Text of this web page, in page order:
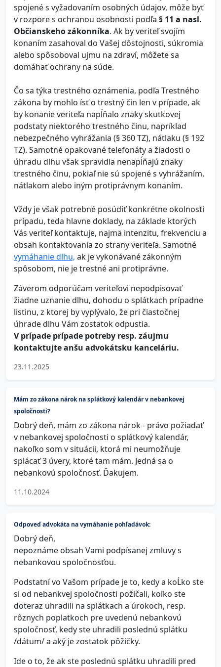
spojené s vyžadovaním osobných údajov, môže byť
v rozpore s ochranou osobnosti podľa § 11 a nasl.
Občianskehozákonníka. Ak by veriteľ svojím
konaním zasahoval do Vašej dôstojnosti, súkromia
alebo spôsoboval ujmu na zdraví, môžete sa
domáhať ochrany na súde.
Čo sa týka trestného oznámenia, podľa Trestného
zákona by mohlo ísť o trestný čin len v prípade, ak
by konanie veriteľa napĺňalo znaky skutkovej
podstaty niektorého trestného činu, napríklad
nebezpečného vyhrážania (§ 360 TZ), nátlaku (§ 192
TZ). Samotné opakované telefonáty a žiadosti o
úhradu dlhu však spravidla nenapĺňajú znaky
trestného činu, pokiaľ nie sú spojené s vyhrážaním,
nátlakom alebo iným protiprávnym konaním.
Vždy je však potrebné posúdiť konkrétne okolnosti
prípadu, teda hlavne doklady, na základe ktorých
Vás veriteľ kontaktuje, najmä intenzitu, frekvenciu a
obsah kontaktovania zo strany veriteľa. Samotné
vymáhanie dlhu, ak je vykonávané zákonným
spôsobom, nie je trestné ani protiprávne.
Záverom odporúčam veriteľovi nepodpisovať
žiadne uznanie dlhu, dohodu o splátkach prípadne
listinu, z ktorej by vyplývalo, že pri čiastočnej
úhrade dlhu Vám zostatok odpustia.
V prípade prípade potreby resp. záujmu
kontaktujte anšu advokátsku kanceláriu.
23.11.2025
Mám zo zákona nárok na splátkový kalendár v nebankovej
spoločnosti?
Dobrý deň, mám zo zákona nárok - právo požiadať
v nebankovej spoločnosti o splátkový kalendár,
nakoľko som v situácii, ktorá mi neumožňuje
splácať 3 úvery, ktoré tam mám. Jedná sa o
nebankovú spoločnosť. Ďakujem.
11.10.2024
Odpoveď advokáta na vymáhanie pohľadávok:
Dobrý deň,
nepoznáme obsah Vami podpísanej zmluvy s
nebankovou spoločnosťou.
Podstatní vo Vašom prípade je to, kedy a koĹko ste
si od nebankvej spoločnosti požičali, koľko ste
doteraz uhradili na splátkach a úrokoch, resp.
rôznych poplatkoch pre uvedenú nebankovú
spoločnosť, kedy ste uhradili poslednú splátku
/dátum/ a aký je zostatok pôžičky.
Ide o to, že ak ste poslednú splátku uhradili pred